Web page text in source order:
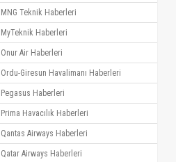
MNG Teknik Haberleri
MyTeknik Haberleri
Onur Air Haberleri
Ordu-Giresun Havalimanı Haberleri
Pegasus Haberleri
Prima Havacılık Haberleri
Qantas Airways Haberleri
Qatar Airways Haberleri